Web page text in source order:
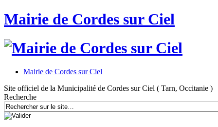
Mairie de Cordes sur Ciel
Mairie de Cordes sur Ciel
Site officiel de la Municipalité de Cordes sur Ciel ( Tarn, Occitanie )
Recherche